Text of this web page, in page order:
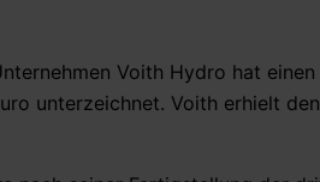
Voith Hydro hat
unterzeichnet. Voith erhielt